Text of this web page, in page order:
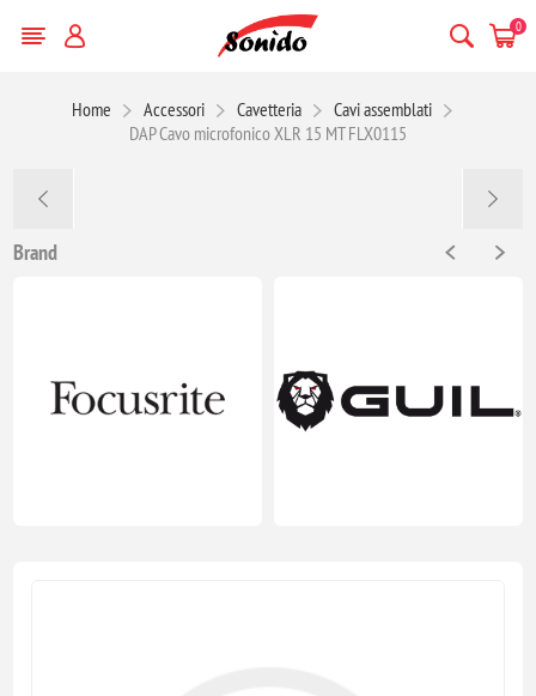
0
Home Accessori Cavetteria
Cavi assemblati
DAP Cavo microfonico XLR 15 MT FLX0115
Brand